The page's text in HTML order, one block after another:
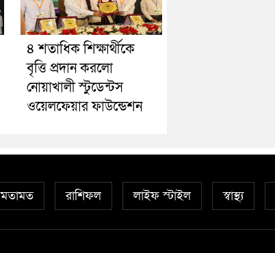
৪ শতাধিক শিক্ষার্থীকে
বৃত্তি প্রদান করলো
নোয়াখালী স্টুডেন্টস
ওয়েলফেয়ার ফাউন্ডেশন
মতামত রাশিফল লাইফ স্টাইল স্বাস্থ্য